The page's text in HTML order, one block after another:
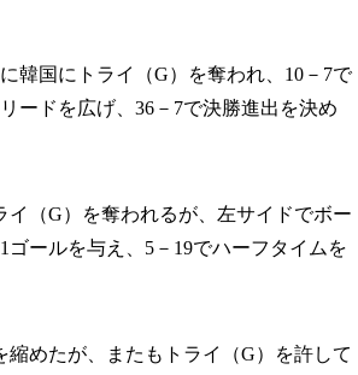
韓国にトライ（G）を奪われ、10－7で
ードを広げ、36－7で決勝進出を決め
（G）を奪われるが、左サイドでボー
ールを与え、5－19でハーフタイムを
めたが、またもトライ（G）を許して